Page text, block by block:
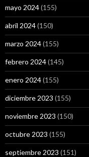
mayo 2024(155)
abril 2024(150)
marzo 2024(155)
febrero 2024(145)
enero 2024(155)
diciembre 2023 (155)
noviembre 2023 (150)
octubre 2023 (155)
septiembre 2023 (151)